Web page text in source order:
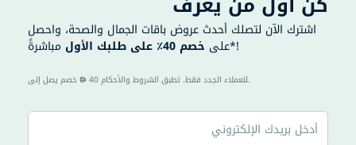
اشترك الآن لتصلك أحدث عروض باقات الجمال والصحة، واحصل
على خصم 40٪ على طلبك الأول مباشرةً*!
40 للعملاء الجدد فقط. تطبق الشروط والأحكام.